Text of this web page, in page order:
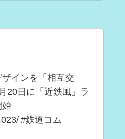
インを「相互交
20日に「近鉄風」ラ
始
#鉄道コム